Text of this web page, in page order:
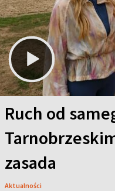
Ruch od
zasada
Aktualności